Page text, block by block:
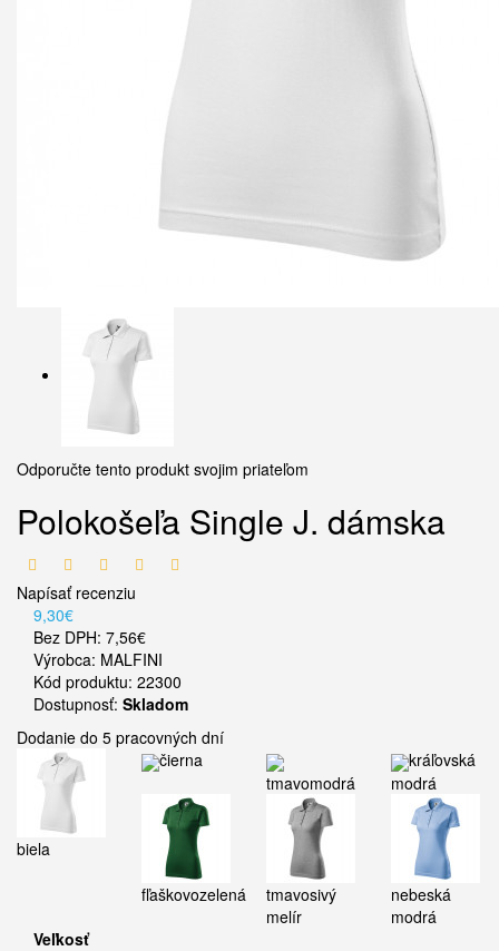
Odporučte tento produkt svojim priateľom
Polokošeľa Single J. dámska
Napísať recenziu
9,30€
Bez DPH: 7,56€
Výrobca: MALFINI
Kód produktu: 22300
Dostupnosť: Skladom
Dodanie do 5 pracovných dní
biela
čierna
tmavomodrá
kráľovská
modrá
fľaškovozelená
tmavosivý
melír
nebeská
modrá
Veľkosť